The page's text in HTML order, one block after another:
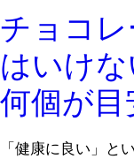
チョコ
はいけ
何個が目
「健康に良い」と